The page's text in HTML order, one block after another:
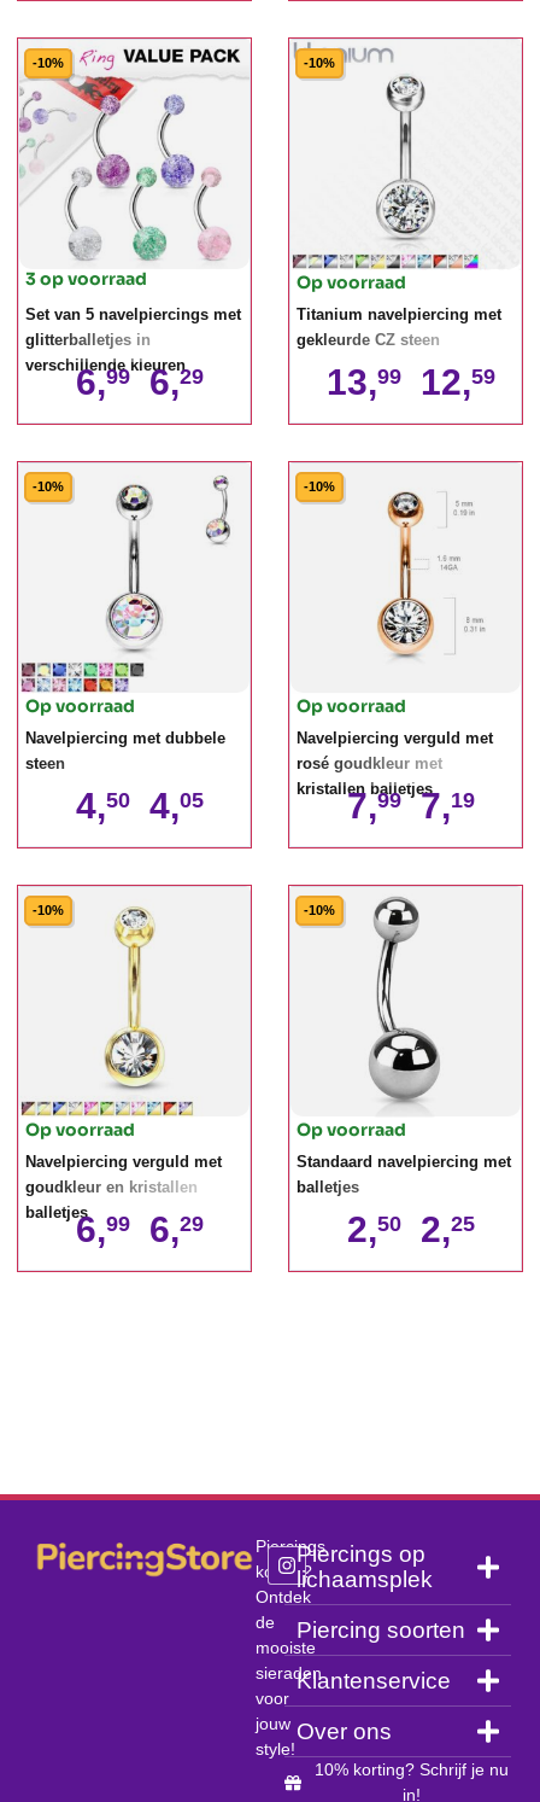
-10%
3 op voorraad
Set van 5 navelpiercings met
glitterballetjes in
verschillende kleuren
6,99 6,29
-10%
Op voorraad
Titanium navelpiercing met
gekleurde CZ steen
13,99 12,59
-10%
Op voorraad
Navelpiercing met dubbele
steen
4,50 4,05
-10%
Op voorraad
Navelpiercing verguld met
rosé goudkleur met
kristallen balletjes
7,99 7,19
-10%
Op voorraad
Navelpiercing verguld met
goudkleur en kristallen
balletjes
6,99 6,29
-10%
Op voorraad
Standaard navelpiercing met
balletjes
2,50 2,25
Piercings
kopen?
Ontdek
de
mooiste
sieraden
voor
jouw
style!
Piercings op
lichaamsplek
Piercing soorten
Klantenservice
Over ons
10% korting? Schrijf je nu
in!